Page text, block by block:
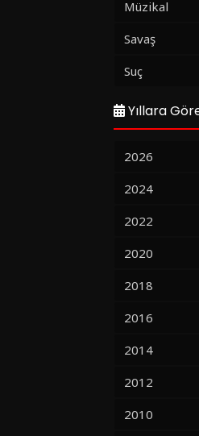
Müzikal
Savaş
Suç
Yıllara
2026
2024
2022
2020
2018
2016
2014
2012
2010